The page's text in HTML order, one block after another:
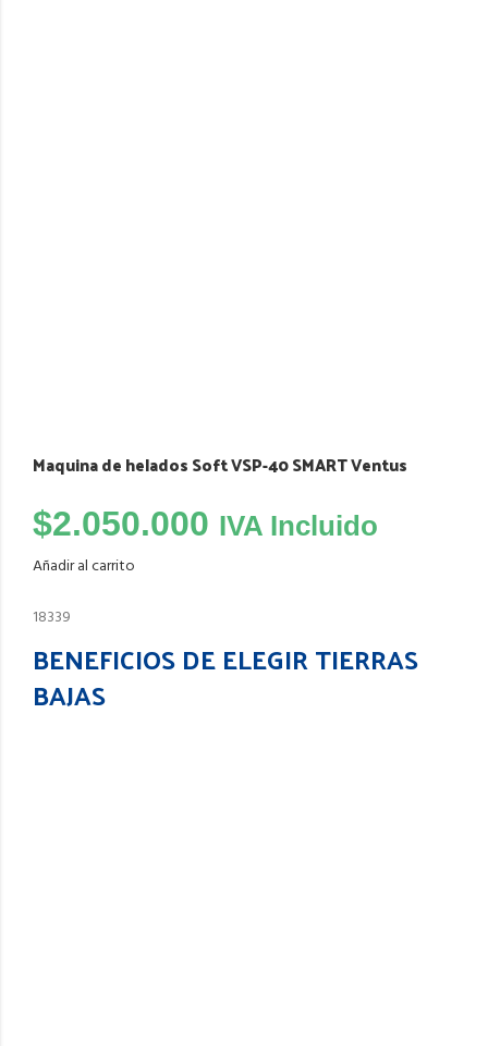
18339
Maquina de helados Soft VSP-40 SMART Ventus
$2.050.000 IVA Incluido
Añadir al carrito
BENEFICIOS DE ELEGIR TIERRAS
BAJAS